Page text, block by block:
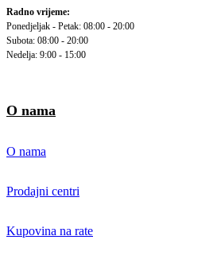
Radno vrijeme:
Ponedjeljak - Petak: 08:00 - 20:00
Subota: 08:00 - 20:00
Nedelja: 9:00 - 15:00
O nama
O nama
Prodajni centri
Kupovina na rate